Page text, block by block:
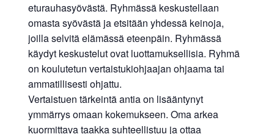
eturauhasyövästä. Ryhmässä keskustellaan
omasta syövästä ja etsitään yhdessä keinoja,
joilla selvitä elämässä eteenpäin. Ryhmässä
käydyt keskustelut ovat luottamuksellisia. Ryhmä
on koulutetun vertaistukiohjaajan ohjaama tai
ammatillisesti ohjattu.
Vertaistuen tärkeintä antia on lisääntynyt
ymmärrys omaan kokemukseen. Oma arkea
kuormittava taakka suhteellistuu ja ottaa